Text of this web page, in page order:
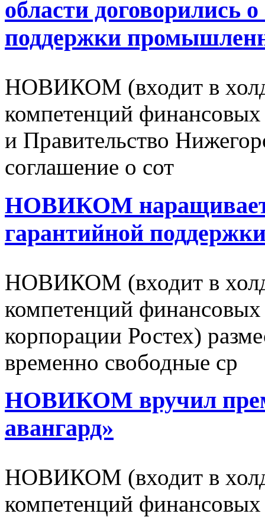
области договорились
поддержки
НОВИКОМ (входит в
компетенций
и Правительство
соглашение о сот
НОВИКОМ наращивает
гарантийной
НОВИКОМ (входит в
компетенций финансовых
корпорации Ростех)
временно свободные ср
НОВИКОМ вручил
авангард»
НОВИКОМ (входит в
компетенций